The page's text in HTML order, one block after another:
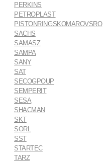
PERKINS
PETROPLAST
PISTONRINGSKOMAROVSRO
SACHS
SAMASZ
SAMPA
SANY
SAT
SECOGPOUP
SEMPERIT
SESA
SHACMAN
SKT
SORL
SST
STARTEC
TARZ